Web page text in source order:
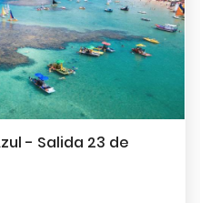
- Salida 23 de